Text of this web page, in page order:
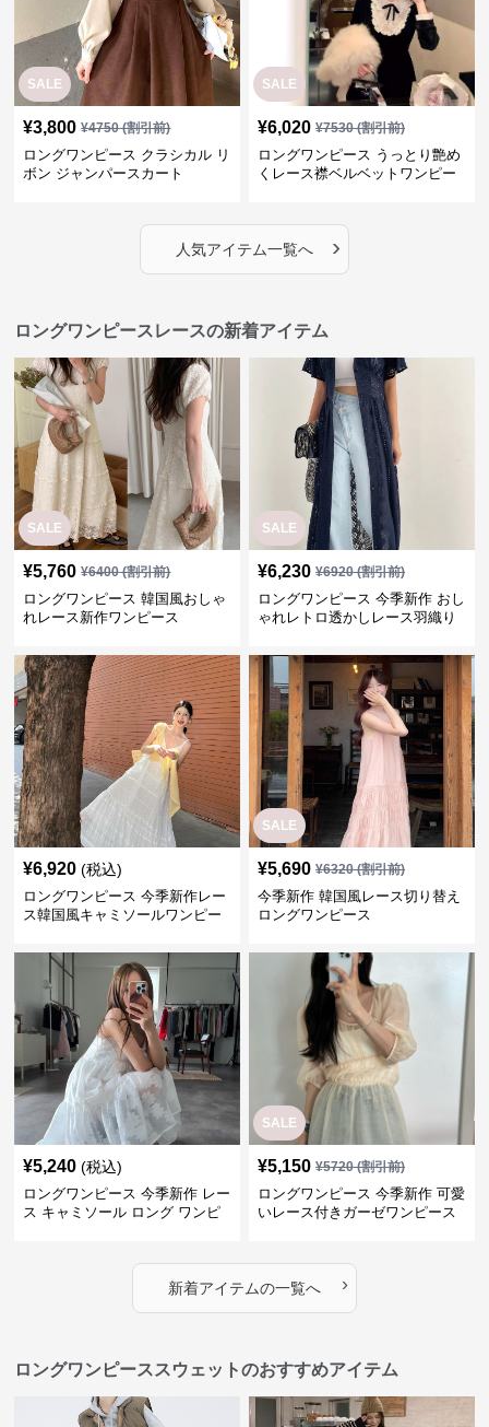
SALE
¥3,800 ¥4750(割引前)
ロングワンピース クラシカル リ
ボン ジャンパースカート
SALE
¥6,020 ¥7530(割引前)
ロングワンピース うっとり艶め
くレース襟ベルベットワンピー
人気アイテム一覧へ ›
ロングワンピースレースの新着アイテム
SALE
¥5,760 ¥6400(割引前)
ロングワンピース 韓国風おしゃ
れレース新作ワンピース
SALE
¥6,230 ¥6920(割引前)
ロングワンピース 今季新作 おし
ゃれレトロ透かしレース羽織り
¥6,920 (税込)
ロングワンピース 今季新作レー
ス韓国風キャミソールワンピー
SALE
¥5,690 ¥6320(割引前)
今季新作 韓国風レース切り替え
ロングワンピース
¥5,240 (税込)
ロングワンピース 今季新作 レー
ス キャミソール ロング ワンピ
SALE
¥5,150 ¥5720(割引前)
ロングワンピース 今季新作 可愛
いレース付きガーゼワンピース
新着アイテムの一覧へ ›
ロングワンピーススウェットのおすすめアイテム